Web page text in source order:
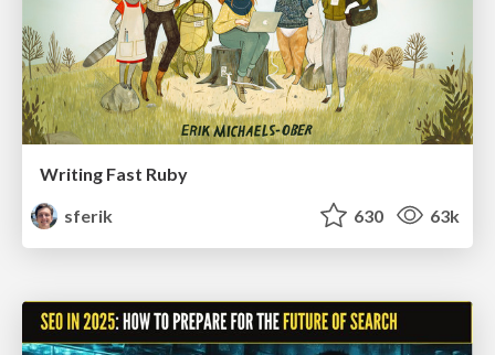
Writing Fast Ruby
sferik
630 63k